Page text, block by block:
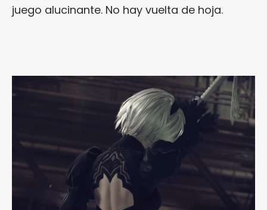
juego alucinante. No hay vuelta de hoja.